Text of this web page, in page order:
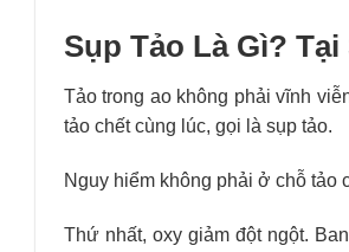
Sụp Tảo Là Gì?
Tảo trong ao không phải vĩnh
tảo chết cùng lúc, gọi là sụp tảo.
Nguy hiểm không phải ở chỗ tảo
Thứ nhất, oxy giảm đột ngột.